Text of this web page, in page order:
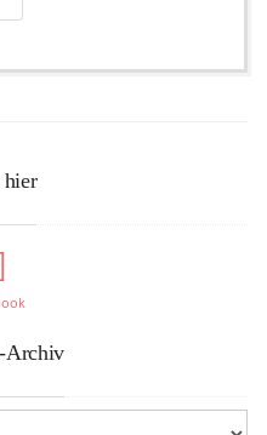
Archiv